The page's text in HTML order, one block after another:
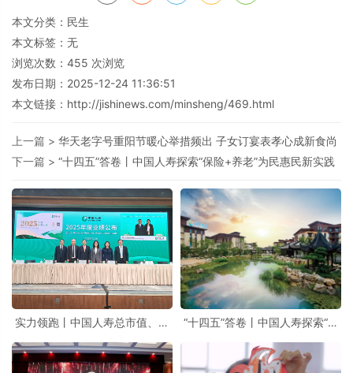
本文分类： 民生
本文标签：无
浏览次数： 455 次浏览
发布日期：2025-12-24 11:36:51
本文链接： http://jishinews.com/minsheng/469.html
上一篇 > 华天老字号重阳节暖心举措频出 子女订宴表孝心成新食尚
下一篇 > “十四五”答卷丨中国人寿探索“保险+养老”为民惠民新实践
实力领跑丨中国人寿总市值、寿
寿险公司首位
“十四五”答卷丨中国人寿探索“保